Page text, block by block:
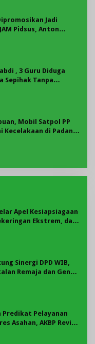
Jadi
Pidsus, Anton
, 3 Guru Diduga
Sepihak Tanpa
Mobil Satpol PP
Kecelakaan di Padang
Apel Kesiapsiagaan
Ekstrem, dan
Sinergi DPD WIB,
Remaja dan Geng
Predikat Pelayanan
Asahan, AKBP Revi